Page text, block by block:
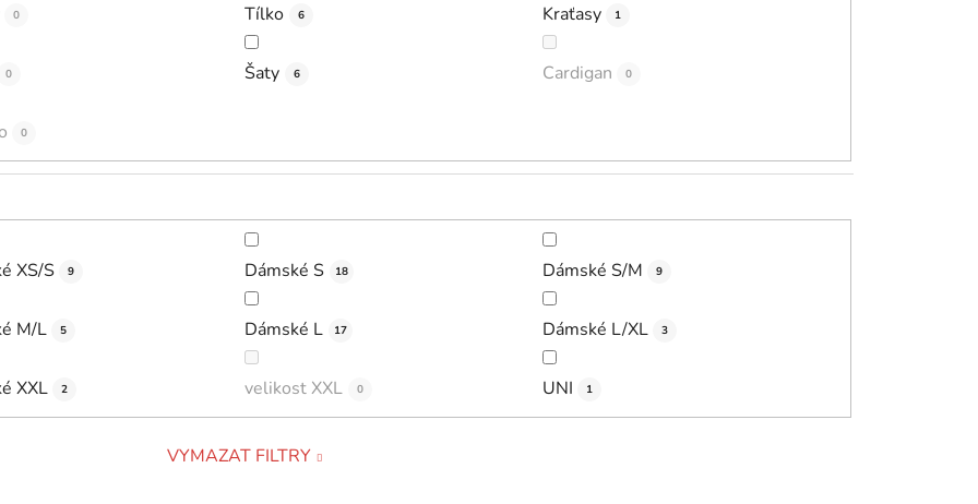
0 Tílko 6 Kraťasy 1
0 Šaty 6 Cardigan 0
0
XS/S 9 Dámské S 18 Dámské S/M 9
M/L 5 Dámské L 17 Dámské L/XL 3
XXL 2 velikost XXL 0 UNI 1
VYMAZAT FILTRY